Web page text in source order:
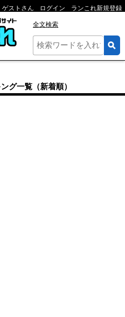
ゲストさん ログイン ランこれ新規登録
全文検索
グ一覧（新着順）